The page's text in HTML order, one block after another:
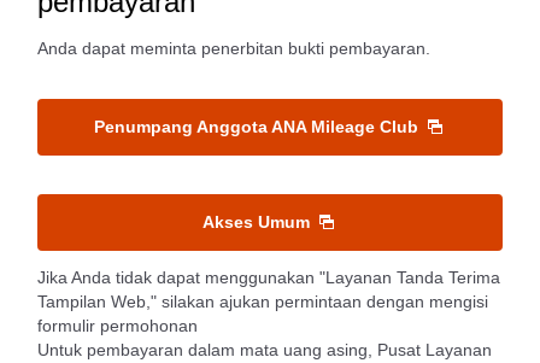
Anda dapat meminta penerbitan bukti pembayaran.
Penumpang Anggota ANA Mileage Club
Akses Umum
Jika Anda tidak dapat menggunakan "Layanan Tanda Terima
Tampilan Web," silakan ajukan permintaan dengan mengisi
formulir permohonan
Untuk pembayaran dalam mata uang asing, Pusat Layanan